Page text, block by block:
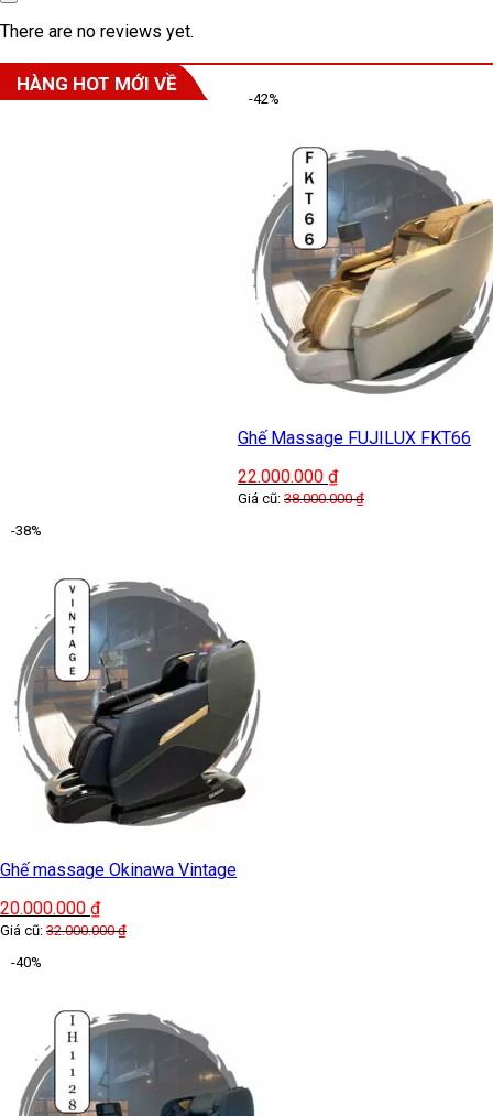
There are no reviews yet.
HÀNG HOT MỚI VỀ
-42%
Ghế Massage FUJILUX FKT66
22.000.000 ₫
Giá cũ: 38.000.000₫
-38%
Ghế massage Okinawa Vintage
20.000.000 ₫
Giá cũ: 32.000.000₫
-40%